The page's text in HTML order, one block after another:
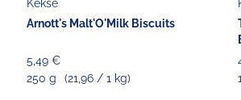
Kekse
Arnott's Malt'O'Milk Biscuits
5,49 €
250 g
(21,96 / 1 kg)